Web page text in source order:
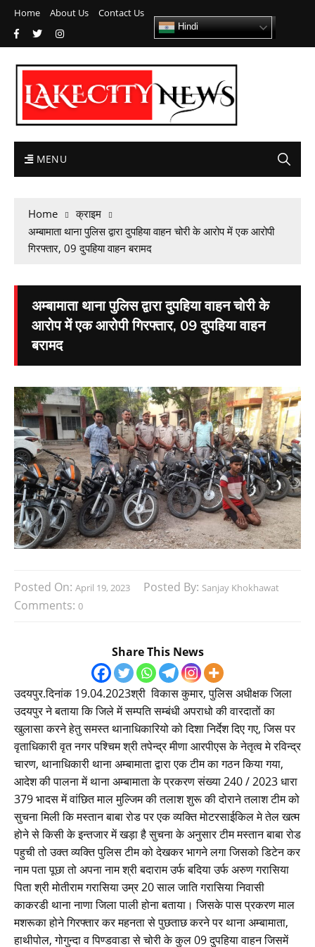
Home About Us Contact Us
Hindi
MENU
Home
क्राइम
अम्बामाता थाना पुलिस द्वारा दुपहिया वाहन चोरी के आरोप में एक आरोपी
गिरफ्तार, 09 दुपहिया वाहन बरामद
अम्बामाता थाना पुलिस द्वारा दुपहिया वाहन चोरी के
आरोप में एक आरोपी गिरफ्तार, 09 दुपहिया वाहन
बरामद
Posted On: April 19, 2023 Posted By: Sanjay Khokhawat
Comments: 0
Share This News
उदयपुर.दिनांक 19.04.2023श्री विकास कुमार, पुलिस अधीक्षक जिला
उदयपुर ने बताया कि जिले में सम्पति सम्बंधी अपराधो की वारदातों का
खुलासा करने हेतु समस्त थानाधिकारियो को दिशा निर्देश दिए गए, जिस पर
वृताधिकारी वृत नगर पश्चिम श्री तपेन्द्र मीणा आरपीएस के नेतृत्व मे रविन्द्र
चारण, थानाधिकारी थाना अम्बामाता द्वारा एक टीम का गठन किया गया,
आदेश की पालना में थाना अम्बामाता के प्रकरण संख्या 240 / 2023 धारा
379 भादस में वांछित माल मुल्जिम की तलाश शुरू की दोराने तलाश टीम को
सुचना मिली कि मस्तान बाबा रोड पर एक व्यक्ति मोटरसाईकिल मे तेल खत्म
होने से किसी के इन्तजार में खड़ा है सुचना के अनुसार टीम मस्तान बाबा रोड
पहुची तो उक्त व्यक्ति पुलिस टीम को देखकर भागने लगा जिसको डिटेन कर
नाम पता पूछा तो अपना नाम श्री बदाराम उर्फ बदिया उर्फ अरुण गरासिया
पिता श्री मोतीराम गरासिया उम्र 20 साल जाति गरासिया निवासी
काकरडी थाना नाणा जिला पाली होना बताया। जिसके पास प्रकरण माल
मशरूका होने गिरफ्तार कर महनता से पुछताछ करने पर थाना अम्बामाता,
हाथीपोल, गोगुन्दा व पिण्डवाडा से चोरी के कुल 09 दुपहिया वाहन जिसमें